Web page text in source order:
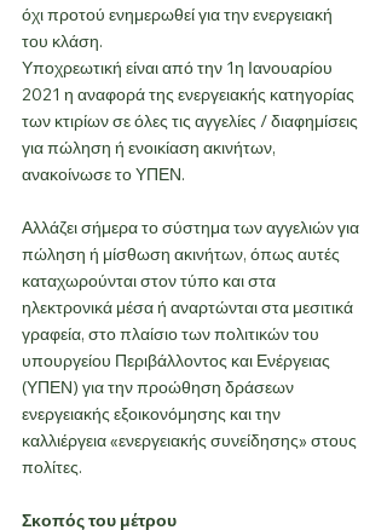
όχι προτού ενημερωθεί για την ενεργειακή
του κλάση.
Υποχρεωτική είναι από την 1η Ιανουαρίου
2021 η αναφορά της ενεργειακής κατηγορίας
των κτιρίων σε όλες τις αγγελίες / διαφημίσεις
για πώληση ή ενοικίαση ακινήτων,
ανακοίνωσε το ΥΠΕΝ.
Αλλάζει σήμερα το σύστημα των αγγελιών για
πώληση ή μίσθωση ακινήτων, όπως αυτές
καταχωρούνται στον τύπο και στα
ηλεκτρονικά μέσα ή αναρτώνται στα μεσιτικά
γραφεία, στο πλαίσιο των πολιτικών του
υπουργείου Περιβάλλοντος και Ενέργειας
(ΥΠΕΝ) για την προώθηση δράσεων
ενεργειακής εξοικονόμησης και την
καλλιέργεια «ενεργειακής συνείδησης» στους
πολίτες.
Σκοπός του μέτρου